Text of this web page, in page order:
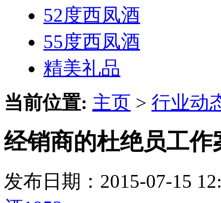
52度西凤酒
55度西凤酒
精美礼品
当前位置: 主页 > 行业动
经销商的杜绝员工
发布日期：2015-07-15